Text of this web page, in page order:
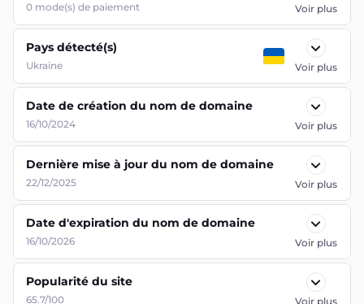
0 mode(s) de paiement Voir plus
Pays détecté(s)
Ukraine Voir plus
Date de création du nom de domaine
16/10/2024 Voir plus
Dernière mise à jour du nom de domaine
22/12/2025 Voir plus
Date d'expiration du nom de domaine
16/10/2026 Voir plus
Popularité du site
65.7/100 Voir plus